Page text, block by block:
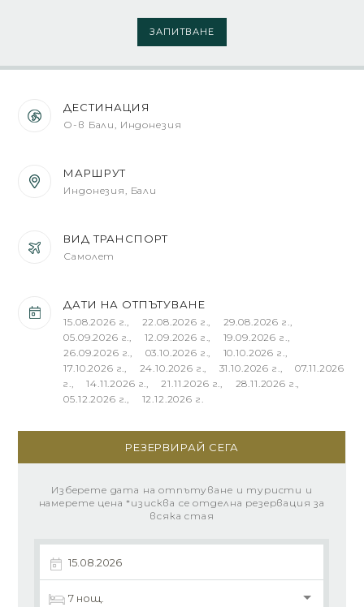
ЗАПИТВАНЕ
ДЕСТИНАЦИЯ
О-в Бали, Индонезия
МАРШРУТ
Индонезия, Бали
ВИД ТРАНСПОРТ
Самолет
ДАТИ НА ОТПЪТУВАНЕ
15.08.2026 г., 22.08.2026 г., 29.08.2026 г.,
05.09.2026 г., 12.09.2026 г., 19.09.2026 г.,
26.09.2026 г., 03.10.2026 г., 10.10.2026 г.,
17.10.2026 г., 24.10.2026 г., 31.10.2026 г., 07.11.2026
г., 14.11.2026 г., 21.11.2026 г., 28.11.2026 г.,
05.12.2026 г., 12.12.2026 г.
РЕЗЕРВИРАЙ СЕГА
Изберете дата на отпътуване и туристи и
намерете цена *изисква се отделна резервация за
всяка стая